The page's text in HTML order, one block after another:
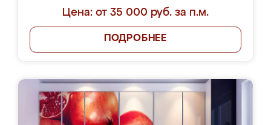
Цена: от 35 000 руб. за п.м.
ПОДРОБНЕЕ